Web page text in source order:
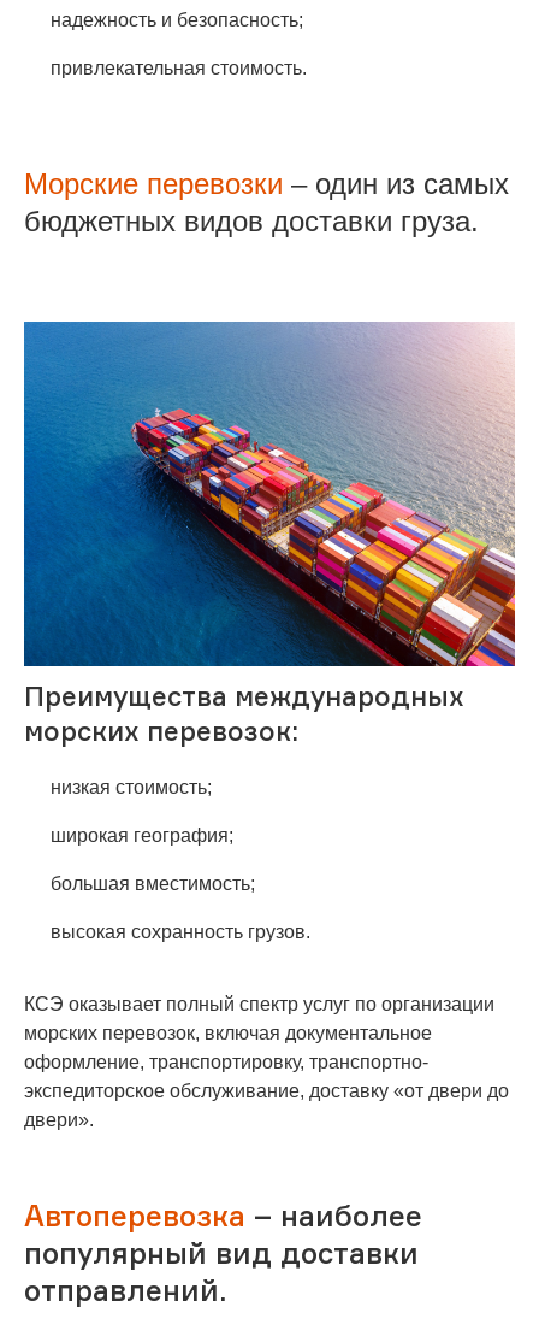
надежность и безопасность;
привлекательная стоимость.
Морские перевозки – один из самых
бюджетных видов доставки груза.
Преимущества международных
морских перевозок:
низкая стоимость;
широкая география;
большая вместимость;
высокая сохранность грузов.
КСЭ оказывает полный спектр услуг по организации
морских перевозок, включая документальное
оформление, транспортировку, транспортно-
экспедиторское обслуживание, доставку «от двери до
двери».
Автоперевозка – наиболее
популярный вид доставки
отправлений.